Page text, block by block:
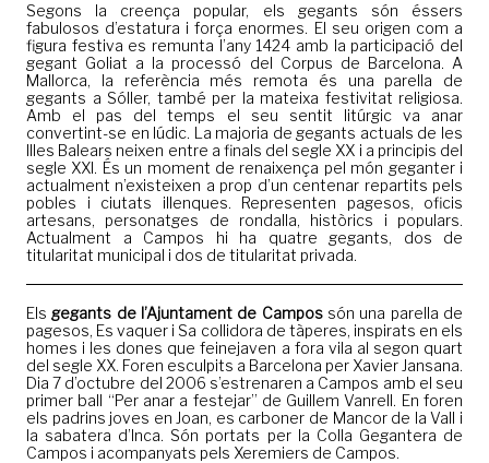
Segons la creença popular, els gegants són éssers
fabulosos d’estatura i força enormes. El seu origen com a
figura festiva es remunta l’any 1424 amb la participació del
gegant Goliat a la processó del Corpus de Barcelona. A
Mallorca, la referència més remota és una parella de
gegants a Sóller, també per la mateixa festivitat religiosa.
Amb el pas del temps el seu sentit litúrgic va anar
convertint-se en lúdic. La majoria de gegants actuals de les
Illes Balears neixen entre a finals del segle XX i a principis del
segle XXI. És un moment de renaixença pel món geganter i
actualment n’existeixen a prop d’un centenar repartits pels
pobles i ciutats illenques. Representen pagesos, oficis
artesans, personatges de rondalla, històrics i populars.
Actualment a Campos hi ha quatre gegants, dos de
titularitat municipal i dos de titularitat privada.
Elsgegants de l’Ajuntament de Campos són una parella de
pagesos, Es vaquer i Sa collidora de tàperes, inspirats en els
homes i les dones que feinejaven a fora vila al segon quart
del segle XX. Foren esculpits a Barcelona per Xavier Jansana.
Dia 7 d’octubre del 2006 s’estrenaren a Campos amb el seu
primer ball “Per anar a festejar” de Guillem Vanrell. En foren
els padrins joves en Joan, es carboner de Mancor de la Vall i
la sabatera d’Inca. Són portats per la Colla Gegantera de
Campos i acompanyats pels Xeremiers de Campos.